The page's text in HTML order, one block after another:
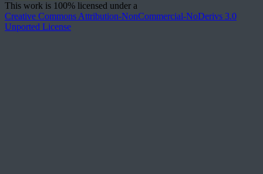
This work is 100% licensed under a
Creative Commons Attribution-NonCommercial-NoDerivs 3.0
Unported License